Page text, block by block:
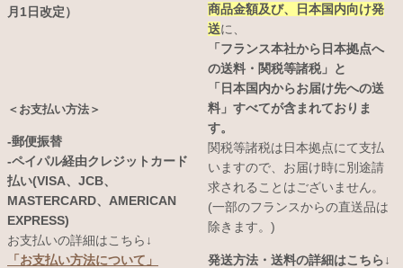
月1日改定）
＜お支払い方法＞
-郵便振替
-ペイパル経由クレジットカード
払い(VISA、JCB、
MASTERCARD、AMERICAN
EXPRESS)
お支払いの詳細はこちら↓
「お支払い方法について」
商品金額及び、日本国内向け発
送に、
「フランス本社から日本拠点へ
の送料・関税等諸税」と
「日本国内からお届け先への送
料」すべてが含まれておりま
す。
関税等諸税は日本拠点にて支払
いますので、お届け時に別途請
求されることはございません。
(一部のフランスからの直送品は
除きます。)
発送方法・送料の詳細はこちら↓